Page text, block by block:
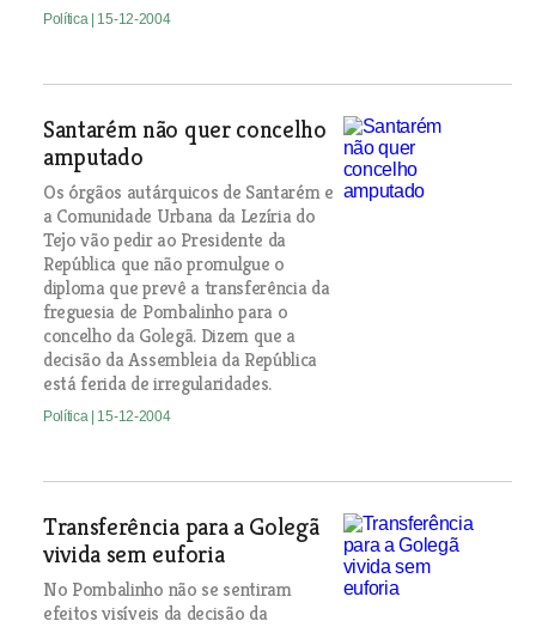
Política | 15-12-2004
Santarém não quer concelho
amputado
Os órgãos autárquicos de Santarém e
a Comunidade Urbana da Lezíria do
Tejo vão pedir ao Presidente da
República que não promulgue o
diploma que prevê a transferência da
freguesia de Pombalinho para o
concelho da Golegã. Dizem que a
decisão da Assembleia da República
está ferida de irregularidades.
Política | 15-12-2004
Transferência para a Golegã
vivida sem euforia
No Pombalinho não se sentiram
efeitos visíveis da decisão da